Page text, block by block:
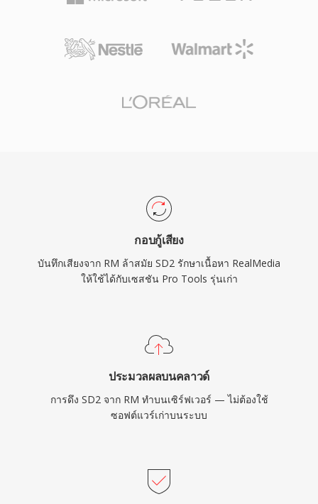
กอบกู้เสียง
บันทึกเสียงจาก RM ล้าสมัย SD2 รักษาเนื้อหา RealMedia
ให้ใช้ได้กับเซสชัน Pro Tools รุ่นเก่า
ประมวลผลบนคลาวด์
การดึง SD2 จาก RM ทำบนเซิร์ฟเวอร์ — ไม่ต้องใช้
ซอฟต์แวร์เก่าบนระบบ